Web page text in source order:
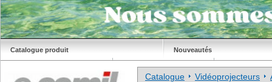
Catalogue produit Nouveautés
Site Comil
Catalogue Vidéoprojecteurs